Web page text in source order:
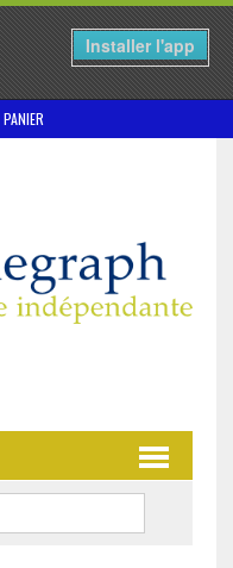
Installer l'app
PANIER